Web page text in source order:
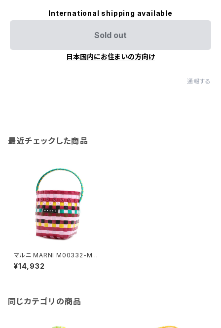
International shipping available
Sold out
日本国内にお住まいの方向け
通報する
最近チェックした商品
マルニ MARNI M00332-M00
IW-0M400 ハンドバッグ レデ
ィース マーケット MARKET マ
¥14,932
同じカテゴリの商品